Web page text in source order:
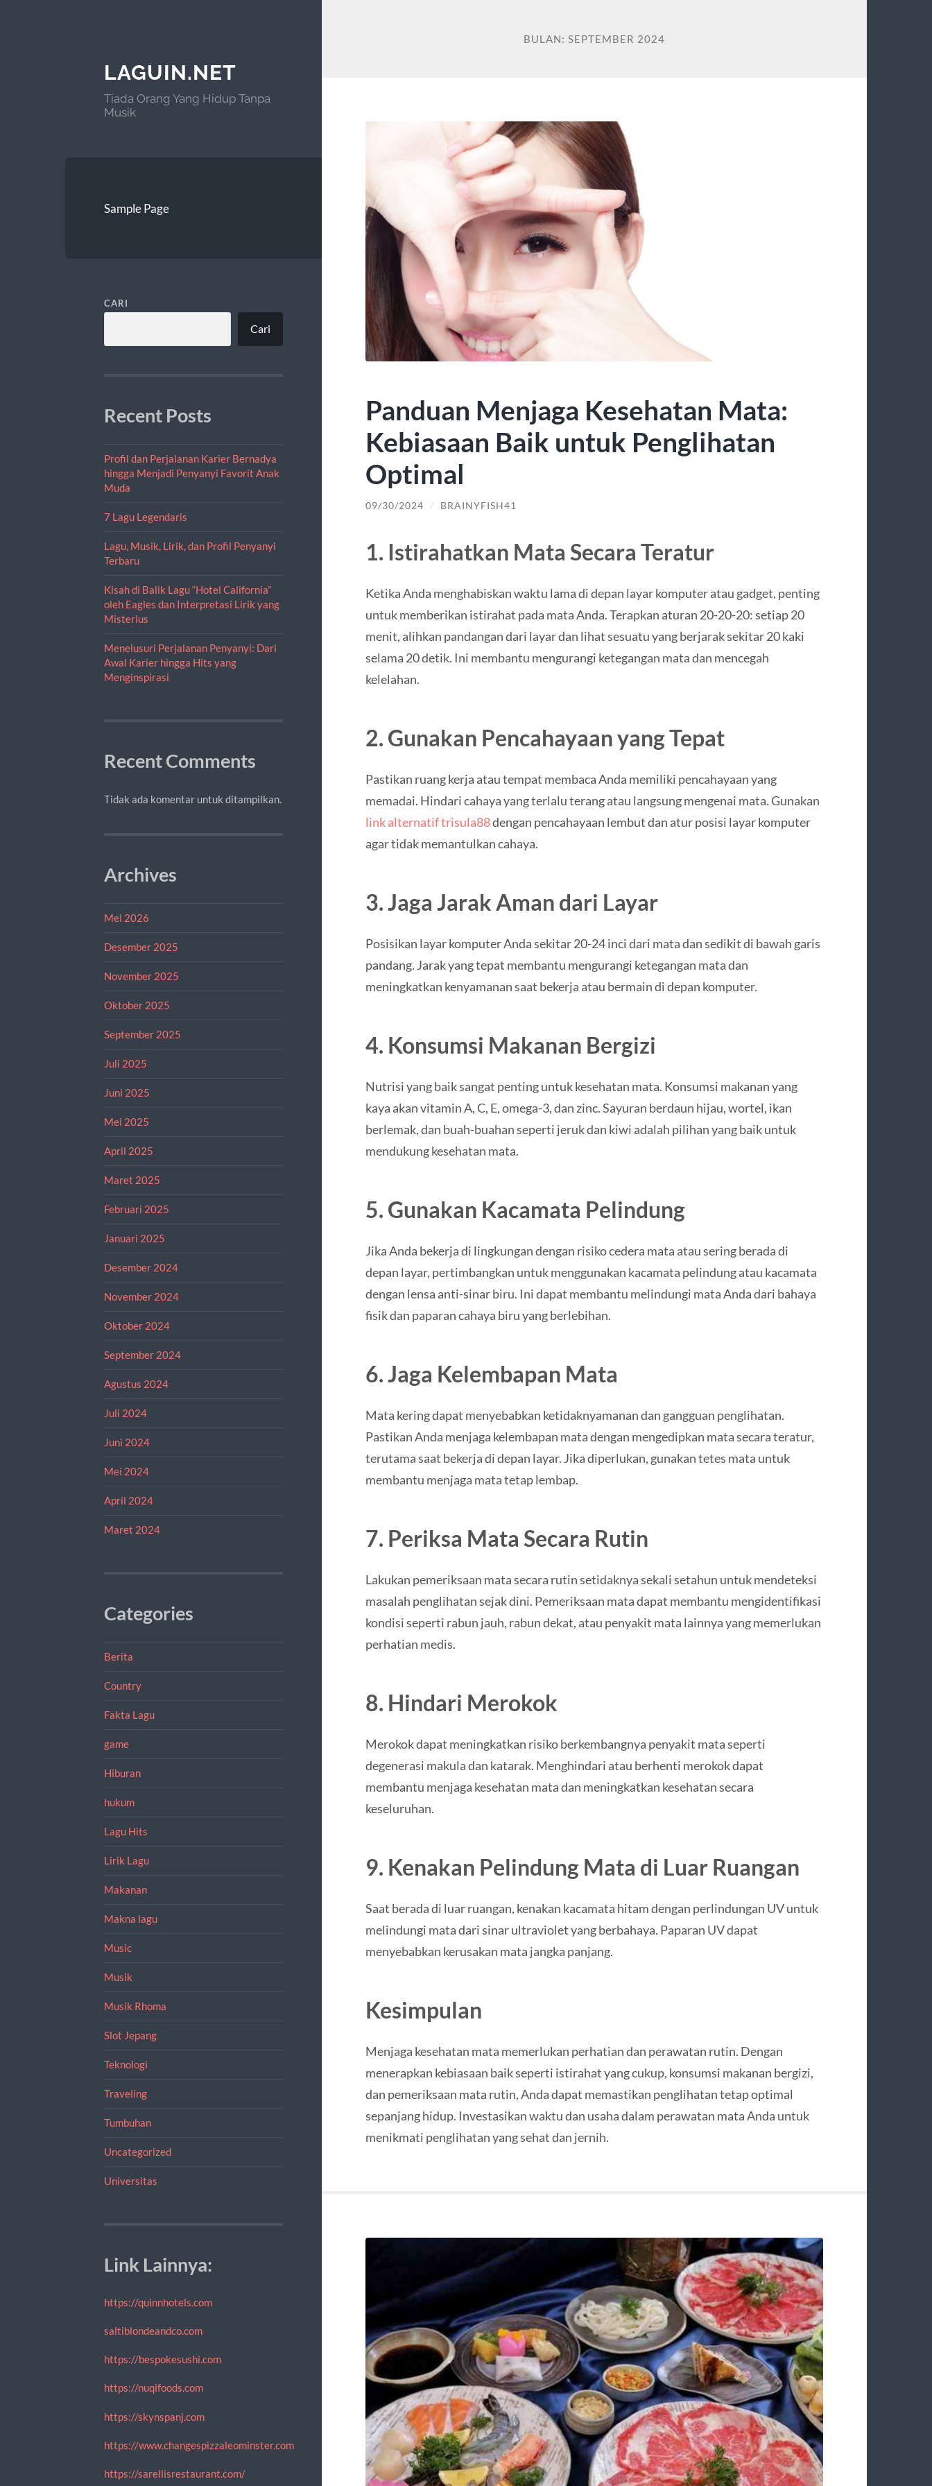
LAGUIN.NET
Tiada Orang Yang Hidup Tanpa
Musik
Sample Page
CARI
Cari
Recent Posts
Profil dan Perjalanan Karier Bernadya
hingga Menjadi Penyanyi Favorit Anak
Muda
7 Lagu Legendaris
Lagu, Musik, Lirik, dan Profil Penyanyi
Terbaru
Kisah di Balik Lagu “Hotel California”
oleh Eagles dan Interpretasi Lirik yang
Misterius
Menelusuri Perjalanan Penyanyi: Dari
Awal Karier hingga Hits yang
Menginspirasi
Recent Comments
Tidak ada komentar untuk ditampilkan.
Archives
Mei 2026
Desember 2025
November 2025
Oktober 2025
September 2025
Juli 2025
Juni 2025
Mei 2025
April 2025
Maret 2025
Februari 2025
Januari 2025
Desember 2024
November 2024
Oktober 2024
September 2024
Agustus 2024
Juli 2024
Juni 2024
Mei 2024
April 2024
Maret 2024
Categories
Berita
Country
Fakta Lagu
game
Hiburan
hukum
Lagu Hits
Lirik Lagu
Makanan
Makna lagu
Music
Musik
Musik Rhoma
Slot Jepang
Teknologi
Traveling
Tumbuhan
Uncategorized
Universitas
Link Lainnya:
https://quinnhotels.com
saltiblondeandco.com
https://bespokesushi.com
https://nuqifoods.com
https://skynspanj.com
https://www.changespizzaleominster.com
https://sarellisrestaurant.com/
BULAN: SEPTEMBER 2024
Panduan Menjaga Kesehatan Mata:
Kebiasaan Baik untuk Penglihatan
Optimal
09/30/2024 / BRAINYFISH41
1. Istirahatkan Mata Secara Teratur
Ketika Anda menghabiskan waktu lama di depan layar komputer atau gadget, penting
untuk memberikan istirahat pada mata Anda. Terapkan aturan 20-20-20: setiap 20
menit, alihkan pandangan dari layar dan lihat sesuatu yang berjarak sekitar 20 kaki
selama 20 detik. Ini membantu mengurangi ketegangan mata dan mencegah
kelelahan.
2. Gunakan Pencahayaan yang Tepat
Pastikan ruang kerja atau tempat membaca Anda memiliki pencahayaan yang
memadai. Hindari cahaya yang terlalu terang atau langsung mengenai mata. Gunakan
link alternatif trisula88dengan pencahayaan lembut dan atur posisi layar komputer
agar tidak memantulkan cahaya.
3. Jaga Jarak Aman dari Layar
Posisikan layar komputer Anda sekitar 20-24 inci dari mata dan sedikit di bawah garis
pandang. Jarak yang tepat membantu mengurangi ketegangan mata dan
meningkatkan kenyamanan saat bekerja atau bermain di depan komputer.
4. Konsumsi Makanan Bergizi
Nutrisi yang baik sangat penting untuk kesehatan mata. Konsumsi makanan yang
kaya akan vitamin A, C, E, omega-3, dan zinc. Sayuran berdaun hijau, wortel, ikan
berlemak, dan buah-buahan seperti jeruk dan kiwi adalah pilihan yang baik untuk
mendukung kesehatan mata.
5. Gunakan Kacamata Pelindung
Jika Anda bekerja di lingkungan dengan risiko cedera mata atau sering berada di
depan layar, pertimbangkan untuk menggunakan kacamata pelindung atau kacamata
dengan lensa anti-sinar biru. Ini dapat membantu melindungi mata Anda dari bahaya
fisik dan paparan cahaya biru yang berlebihan.
6. Jaga Kelembapan Mata
Mata kering dapat menyebabkan ketidaknyamanan dan gangguan penglihatan.
Pastikan Anda menjaga kelembapan mata dengan mengedipkan mata secara teratur,
terutama saat bekerja di depan layar. Jika diperlukan, gunakan tetes mata untuk
membantu menjaga mata tetap lembap.
7. Periksa Mata Secara Rutin
Lakukan pemeriksaan mata secara rutin setidaknya sekali setahun untuk mendeteksi
masalah penglihatan sejak dini. Pemeriksaan mata dapat membantu mengidentifikasi
kondisi seperti rabun jauh, rabun dekat, atau penyakit mata lainnya yang memerlukan
perhatian medis.
8. Hindari Merokok
Merokok dapat meningkatkan risiko berkembangnya penyakit mata seperti
degenerasi makula dan katarak. Menghindari atau berhenti merokok dapat
membantu menjaga kesehatan mata dan meningkatkan kesehatan secara
keseluruhan.
9. Kenakan Pelindung Mata di Luar Ruangan
Saat berada di luar ruangan, kenakan kacamata hitam dengan perlindungan UV untuk
melindungi mata dari sinar ultraviolet yang berbahaya. Paparan UV dapat
menyebabkan kerusakan mata jangka panjang.
Kesimpulan
Menjaga kesehatan mata memerlukan perhatian dan perawatan rutin. Dengan
menerapkan kebiasaan baik seperti istirahat yang cukup, konsumsi makanan bergizi,
dan pemeriksaan mata rutin, Anda dapat memastikan penglihatan tetap optimal
sepanjang hidup. Investasikan waktu dan usaha dalam perawatan mata Anda untuk
menikmati penglihatan yang sehat dan jernih.